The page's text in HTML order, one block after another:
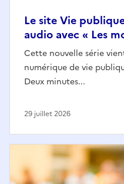
Le site Vie
audio avec « Les
Cette nouvelle série
numérique de vie
Deux minutes...
29 juillet 2026